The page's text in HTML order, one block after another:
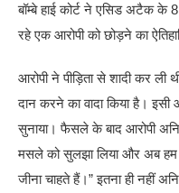
बॉम्बे हाई कोर्ट ने एसिड अटैक
रहे एक आरोपी को छोड़ने का
आरोपी ने पीड़िता से शादी कर ली
दान करने का वादा किया है।
सुनाया। फैसले के बाद आरोपी
मसले को सुलझा लिया और अब हम
जीना चाहते हैं।” इतना ही नहीं